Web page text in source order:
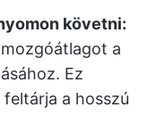
követni:
a
Ez
a hosszú